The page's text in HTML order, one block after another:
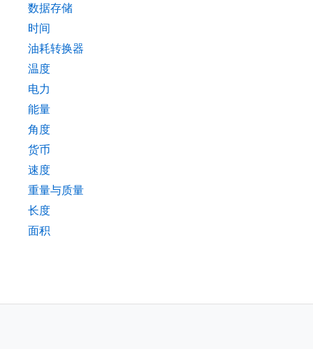
数据存储
时间
油耗转换器
温度
电力
能量
角度
货币
速度
重量与质量
长度
面积